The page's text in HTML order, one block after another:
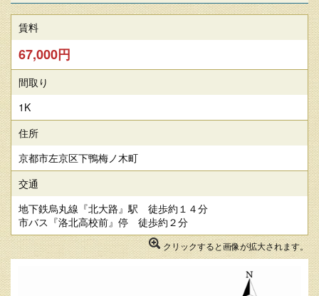
賃料
67,000円
間取り
1K
住所
京都市左京区下鴨梅ノ木町
交通
地下鉄烏丸線『北大路』駅 徒歩約１４分
市バス『洛北高校前』停 徒歩約２分
クリックすると画像が拡大されます。